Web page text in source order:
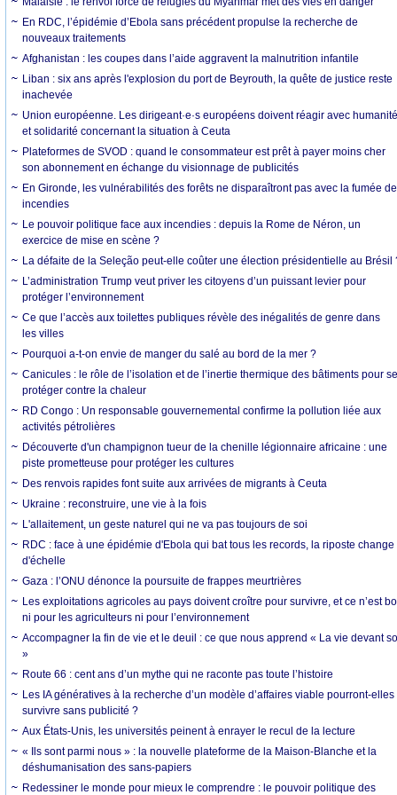
En RDC, l’épidémie d’Ebola sans précédent propulse la recherche de
nouveaux traitements
Afghanistan : les coupes dans l’aide aggravent la malnutrition infantile
Liban : six ans après l'explosion du port de Beyrouth, la quête de justice reste
inachevée
Union européenne. Les dirigeant·e·s européens doivent réagir avec
et solidarité concernant la situation à Ceuta
Plateformes de SVOD : quand le consommateur est prêt à payer moins cher
son abonnement en échange du visionnage de publicités
En Gironde, les vulnérabilités des forêts ne disparaîtront pas avec la fumée
incendies
Le pouvoir politique face aux incendies : depuis la Rome de Néron, un
exercice de mise en scène ?
La défaite de la Seleção peut-elle coûter une élection présidentielle au Brésil
L’administration Trump veut priver les citoyens d’un puissant levier pour
protéger l’environnement
Ce que l’accès aux toilettes publiques révèle des inégalités de genre dans
les villes
Pourquoi a-t-on envie de manger du salé au bord de la mer ?
Canicules : le rôle de l’isolation et de l’inertie thermique des bâtiments pour
protéger contre la chaleur
RD Congo : Un responsable gouvernemental confirme la pollution liée aux
activités pétrolières
Découverte d'un champignon tueur de la chenille légionnaire africaine : une
piste prometteuse pour protéger les cultures
Des renvois rapides font suite aux arrivées de migrants à Ceuta
Ukraine : reconstruire, une vie à la fois
L'allaitement, un geste naturel qui ne va pas toujours de soi
RDC : face à une épidémie d'Ebola qui bat tous les records, la riposte change
d'échelle
Gaza : l’ONU dénonce la poursuite de frappes meurtrières
Les exploitations agricoles au pays doivent croître pour survivre, et ce n’est
ni pour les agriculteurs ni pour l’environnement
Accompagner la fin de vie et le deuil : ce que nous apprend « La vie devant
»
Route 66 : cent ans d’un mythe qui ne raconte pas toute l’histoire
Les IA génératives à la recherche d’un modèle d’affaires viable pourront-elles
survivre sans publicité ?
Aux États-Unis, les universités peinent à enrayer le recul de la lecture
« Ils sont parmi nous » : la nouvelle plateforme de la Maison-Blanche et la
déshumanisation des sans-papiers
Redessiner le monde pour mieux le comprendre : le pouvoir politique des